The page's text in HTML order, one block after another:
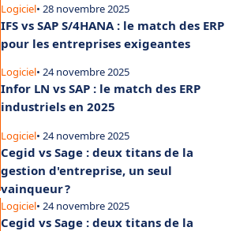
Logiciel• 28 novembre 2025
IFS vs SAP S/4HANA : le match des ERP
pour les entreprises exigeantes
Logiciel• 24 novembre 2025
Infor LN vs SAP : le match des ERP
industriels en 2025
Logiciel• 24 novembre 2025
Cegid vs Sage : deux titans de la
gestion d'entreprise, un seul
vainqueur ?
Logiciel• 24 novembre 2025
Cegid vs Sage : deux titans de la